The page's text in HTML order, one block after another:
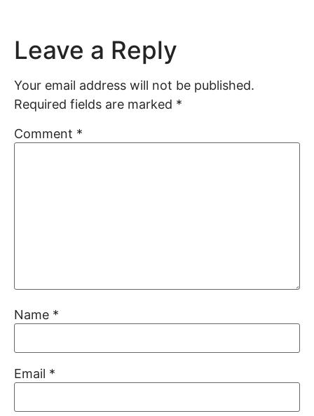
Leave a Reply
Your email address will not be published.
Required fields are marked *
Comment *
Name *
Email *